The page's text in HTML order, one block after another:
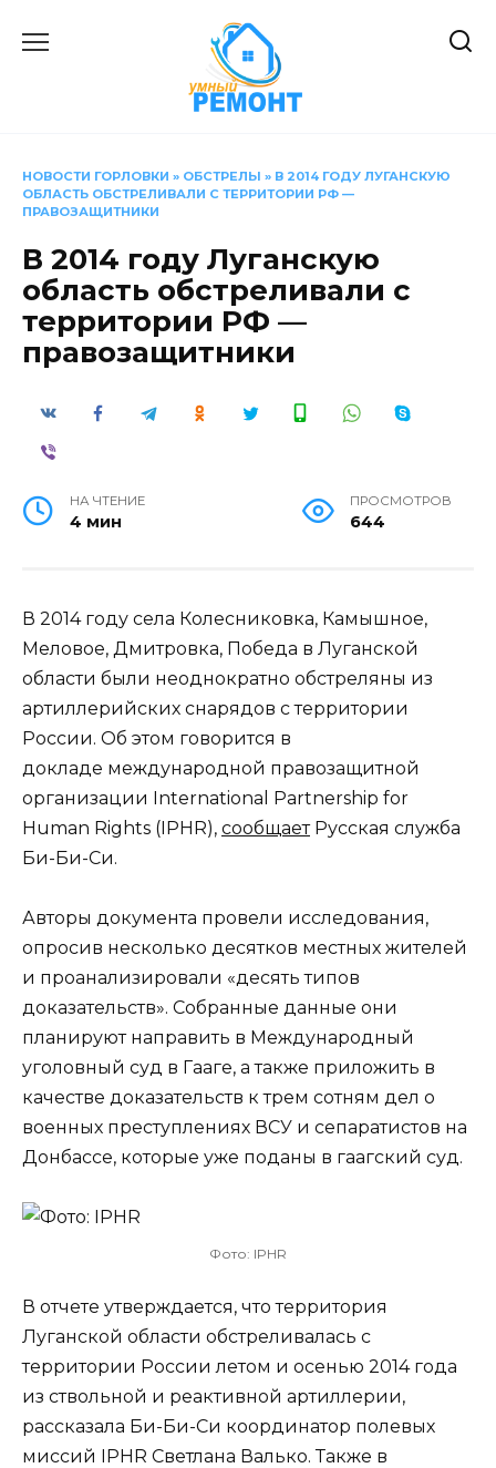
НОВОСТИ ГОРЛОВКИ » ОБСТРЕЛЫ » В 2014 ГОДУ ЛУГАНСКУЮ
ОБЛАСТЬ ОБСТРЕЛИВАЛИ С ТЕРРИТОРИИ РФ —
ПРАВОЗАЩИТНИКИ
В 2014 году Луганскую
область обстреливали с
территории РФ —
правозащитники
НА ЧТЕНИЕ
4 мин
ПРОСМОТРОВ
644
В 2014 году села Колесниковка, Камышное,
Меловое, Дмитровка, Победа в Луганской
области были неоднократно обстреляны из
артиллерийских снарядов с территории
России. Об этом говорится в
докладе международной правозащитной
организации International Partnership for
Human Rights (IPHR), сообщаетРусская служба
Би-Би-Си.
Авторы документа провели исследования,
опросив несколько десятков местных жителей
и проанализировали «десять типов
доказательств». Собранные данные они
планируют направить в Международный
уголовный суд в Гааге, а также приложить в
качестве доказательств к трем сотням дел о
военных преступлениях ВСУ и сепаратистов на
Донбассе, которые уже поданы в гаагский суд.
Фото: IPHR
В отчете утверждается, что территория
Луганской области обстреливалась с
территории России летом и осенью 2014 года
из ствольной и реактивной артиллерии,
рассказала Би-Би-Си координатор полевых
миссий IPHR Светлана Валько. Также в